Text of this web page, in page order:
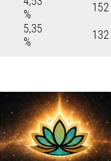
%
152
5,35
%
132